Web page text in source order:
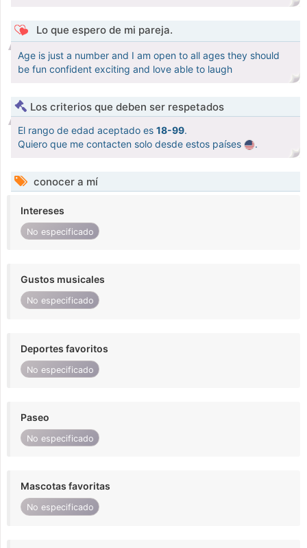
Lo que espero de mi pareja.
Age is just a number and I am open to all ages they should
be fun confident exciting and love able to laugh
Los criterios que deben ser respetados
El rango de edad aceptado es 18-99.
Quiero que me contacten solo desde estos países
.
conocer a mí
Intereses
No especificado
Gustos musicales
No especificado
Deportes favoritos
No especificado
Paseo
No especificado
Mascotas favoritas
No especificado